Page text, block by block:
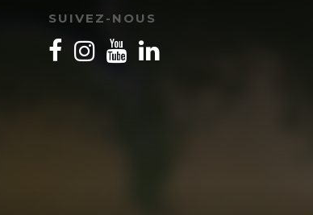
SUIVEZ-NOUS